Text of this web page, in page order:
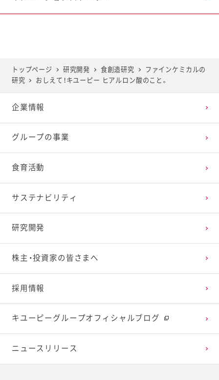
研究レポート マヨネーズの摂取がご飯摂取後の血
糖応答に及ぼす影響
研究レポート サラダがもたらす情緒的な価値を探
る研究が始動
の成長に貢献する
研究レポート ピーマンの苦味研究で野菜を好きな
研究レポート ポテトサラダが食後の血糖値上昇を
抑制する効果の検討
研究レポート リサイクルペットボトル 活用に向け
トップページ 研究開発 食創造研究
ファインケミカルの
研究
おしえて！キユーピー ヒアルロン酸のこと。
企業情報
グループの事業
食育活動
サステナビリティ
研究開発
株主・投資家の皆さまへ
採用情報
キユーピーグループオフィシャルブログ
ニュースリリース